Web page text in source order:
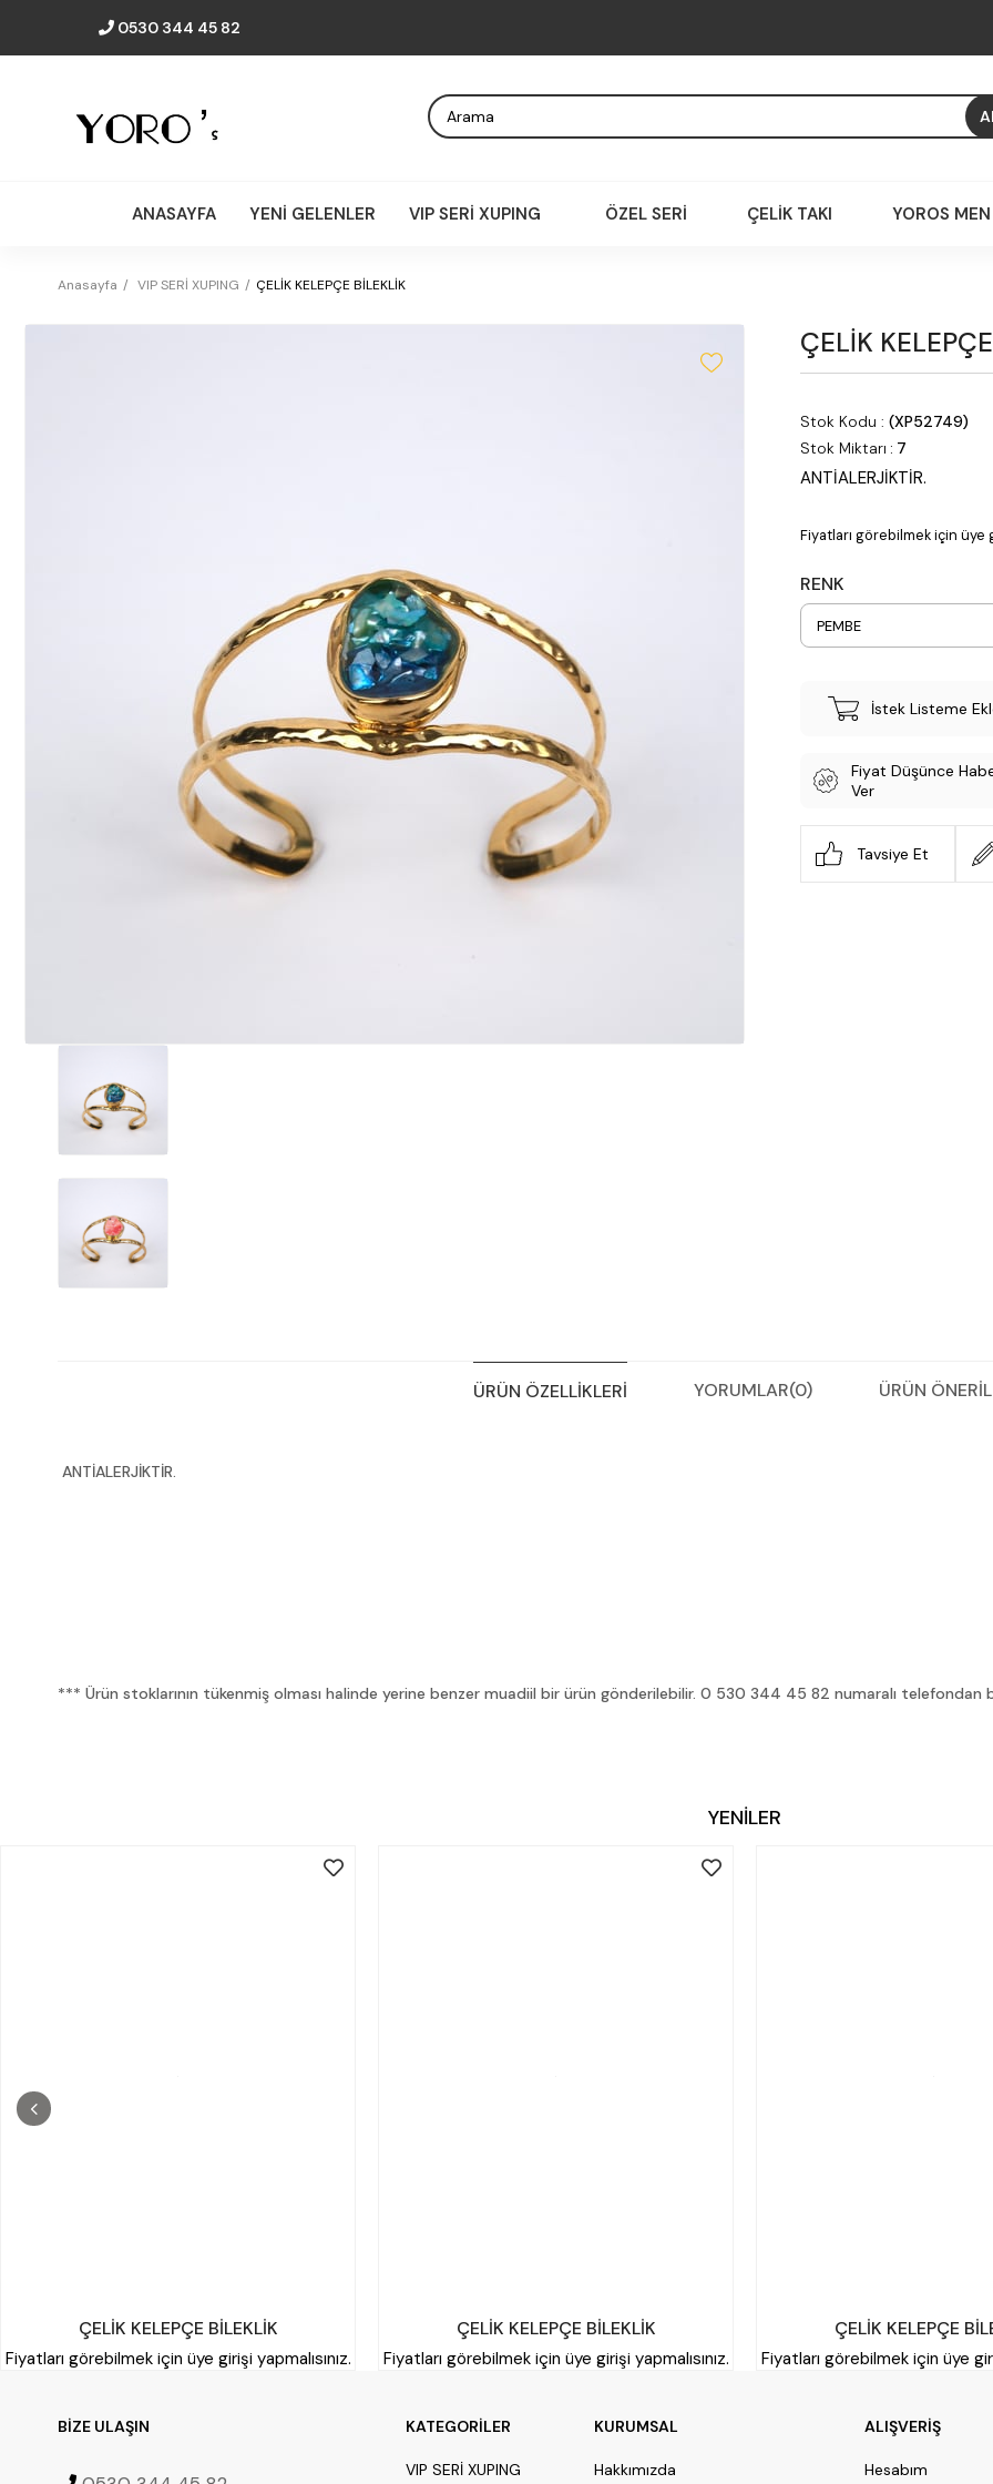
0530 344 45 82
ANASAYFA YENİ GELENLER VIP SERİ XUPING ÖZEL SERİ ÇELİK TAKI YOROS MEN
Anasayfa VIP SERİ XUPING ÇELİK KELEPÇE BİLEKLİK
ÇELİK
Stok Kodu
(XP52749)
Stok Miktarı : 7
ANTİALERJİKTİR.
Fiyatları görebilmek için üye
RENK
İstek Listeme
Fiyat Düşünce
Ver
Tavsiye Et
ÜRÜN ÖZELLIKLERI YORUMLAR(0) ÜRÜN
ANTİALERJİKTİR.
*** Ürün stoklarının tükenmiş olması halinde yerine benzer muadiil bir ürün gönderilebilir. 0 530 344 45 82 numaralı telefondan
YENİLER
ÇELİK KELEPÇE BİLEKLİK
Fiyatları görebilmek için üye girişi yapmalısınız.
ÇELİK KELEPÇE BİLEKLİK
Fiyatları görebilmek için üye girişi yapmalısınız.
ÇELİK KELEPÇE
Fiyatları görebilmek için üye
BİZE ULAŞIN KATEGORİLER
VIP SERİ XUPING
KURUMSAL
Hakkımızda
ALIŞVERİŞ
Hesabım